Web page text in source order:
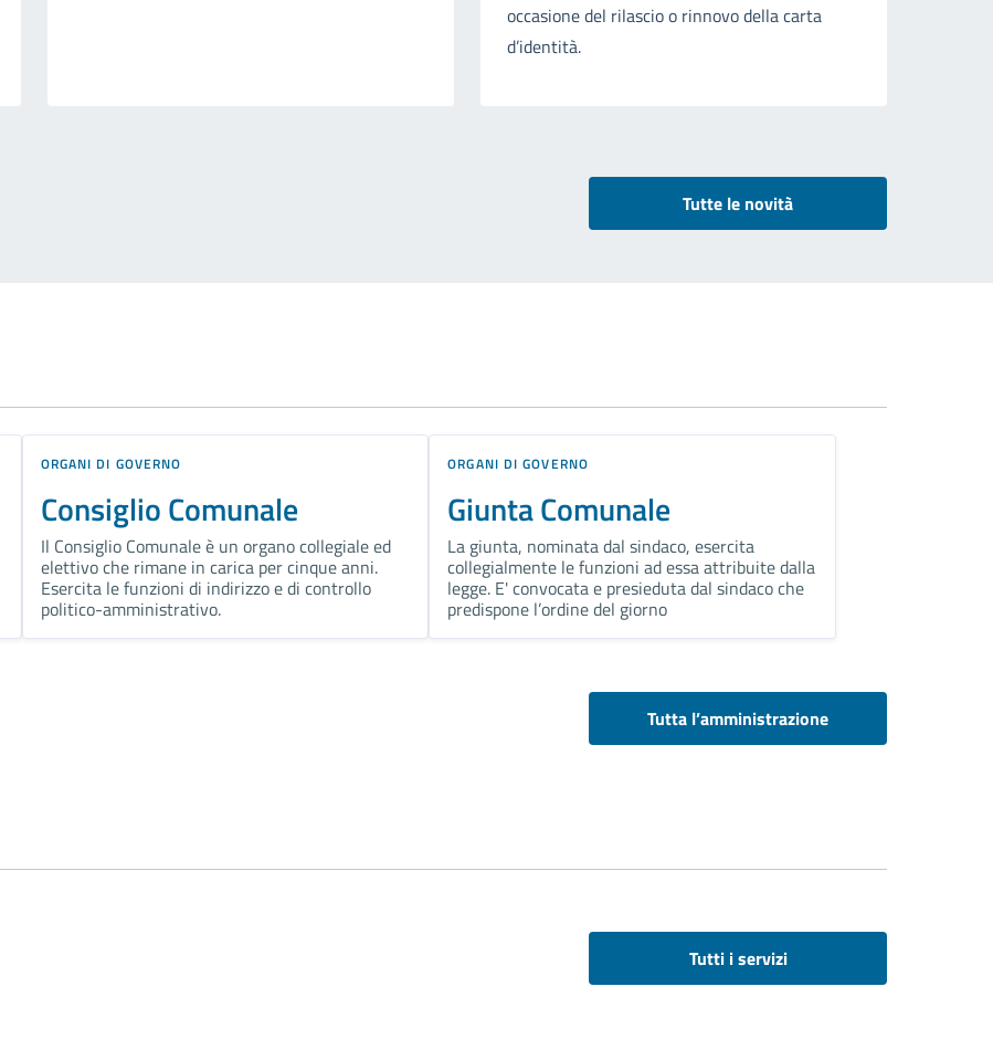
occasione del rilascio o rinnovo della carta
d’identità.
Tutte le novità
ORGANI DI GOVERNO
Consiglio Comunale
Il Consiglio Comunale è un organo collegiale ed
elettivo che rimane in carica per cinque anni.
Esercita le funzioni di indirizzo e di controllo
politico-amministrativo.
ORGANI DI GOVERNO
Giunta Comunale
La giunta, nominata dal sindaco, esercita
collegialmente le funzioni ad essa attribuite dalla
legge. E' convocata e presieduta dal sindaco che
predispone l’ordine del giorno
Tutta l’amministrazione
Tutti i servizi